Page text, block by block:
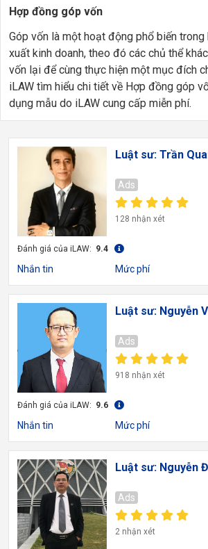
Hợp đồng góp vốn
Góp vốn là một hoạt động phổ biến
xuất kinh doanh, theo đó các chủ thể
vốn lại để cùng thực hiện một mục đích
iLAW tìm hiểu chi tiết về Hợp đồng góp
dụng mẫu do iLAW cung cấp miễn phí.
Luật sư: Trần
Ads
128 nhận xét
Đánh giá của iLAW: 9.4
Nhắn tin Mức phí
Luật sư: Nguyễn
Ads
918 nhận xét
Đánh giá của iLAW: 9.6
Nhắn tin Mức phí
Luật sư: Nguyễn
Ads
2 nhận xét